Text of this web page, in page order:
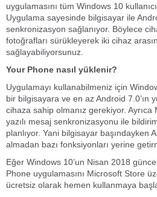
uygulamasını tüm Windows 10
Uygulama sayesinde bilgisayar ile
senkronizasyon sağlanıyor. Böylece
fotoğrafları sürükleyerek iki cihaz
sağlayabiliyorsunuz.
Your Phone nasıl yüklenir?
Uygulamayı kullanabilmeniz için
bir bilgisayara ve en az Android 7.0’ın
cihaza sahip olmanız gerekiyor.
yazılı mesaj senkronizasyonu ile
planlıyor. Yani bilgisayar başındayken
almadan bazı fonksiyonları yerine
Eğer Windows 10’un Nisan 2018
Phone uygulamasını Microsoft Store
ücretsiz olarak hemen kullanmaya